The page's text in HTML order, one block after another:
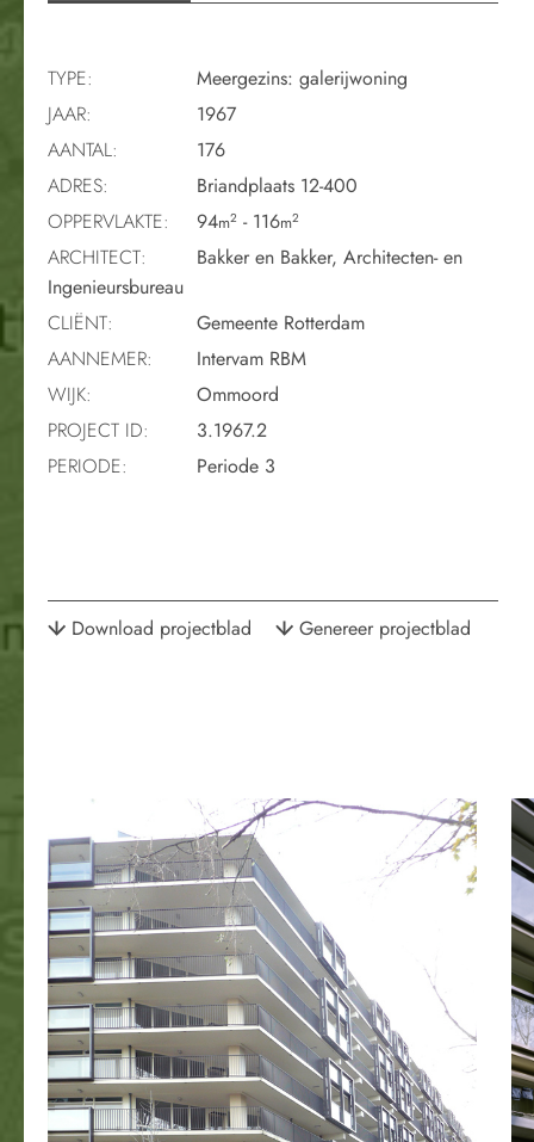
TYPE:
Meergezins: galerijwoning
JAAR:
1967
AANTAL:
176
ADRES:
Briandplaats 12-400
OPPERVLAKTE:
94m2 - 116m2
ARCHITECT:
Bakker en Bakker, Architecten- en
Ingenieursbureau
CLIËNT:
Gemeente Rotterdam
AANNEMER:
Intervam RBM
WIJK:
Ommoord
PROJECT ID:
3.1967.2
PERIODE:
Periode 3
Download projectblad Genereer projectblad